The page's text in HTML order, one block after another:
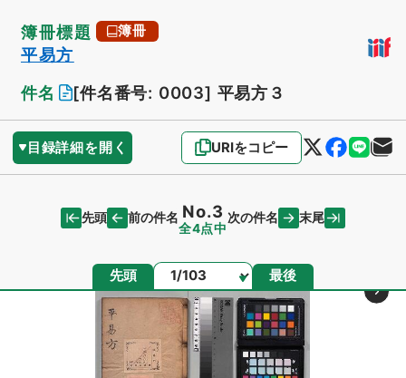
簿冊標題 簿冊
平易方
件名
[件名番号: 0003] 平易方３
目録詳細を開く URIをコピー
先頭 前の件名 No.3
全4点中
次の件名 末尾
先頭 ページ 最後